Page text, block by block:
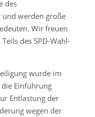
des
und werden große
Wir freuen
des SPD-Wahl-
wurde im
Einführung
Entlastung der
wegen der